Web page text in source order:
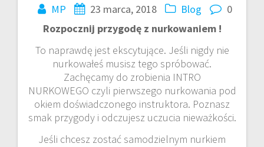
MP 23 marca, 2018 Blog
0
Rozpocznij przygodę z nurkowaniem !
To naprawdę jest ekscytujące. Jeśli nigdy nie
nurkowałeś musisz tego spróbować.
Zachęcamy do zrobienia INTRO
NURKOWEGO czyli pierwszego nurkowania pod
okiem doświadczonego instruktora. Poznasz
smak przygody i odczujesz uczucia nieważkości.
Jeśli chcesz zostać samodzielnym nurkiem